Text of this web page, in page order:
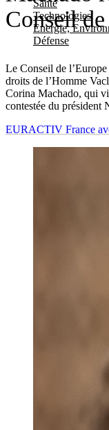
Santé
Technologies
Energie,
Défense
Conseil
Le Conseil de
droits de l’Homme
Corina Machado, qui
contestée du président
EURACTIV France